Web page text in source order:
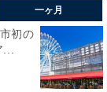
一ヶ月
初の